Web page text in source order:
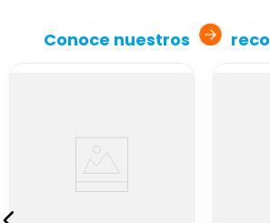
Conoce nuestros